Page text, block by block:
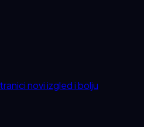
novi izgled i bolju